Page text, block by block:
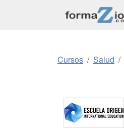
Cursos Salud